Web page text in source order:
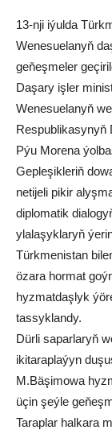
13-nji iýulda
Wenesuelanyň
geňeşmeler
Daşary işler
Wenesuelanyň
Respublikasynyň
Pýu Morena
Gepleşikleriň
netijeli pikir
diplomatik
ylalaşyklaryň
Türkmenistan
özara hormat
hyzmatdaşlyk
tassyklandy.
Dürli saparlaryň
ikitaraplaýyn
M.Bäşimowa
üçin şeýle
Taraplar halkara